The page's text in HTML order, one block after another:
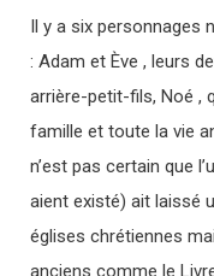
Il y a six personnages
: Adam et Ève , leurs
arrière-petit-fils, Noé ,
famille et toute la vie
n’est pas certain que
aient existé) ait laissé
églises chrétiennes
anciens comme le